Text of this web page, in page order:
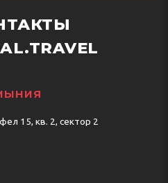
15, кв. 2, сектор 2